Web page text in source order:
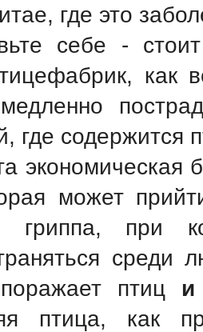
где это
себе -
как
где содержится
может
гриппа, при
среди
птиц и
птица, как